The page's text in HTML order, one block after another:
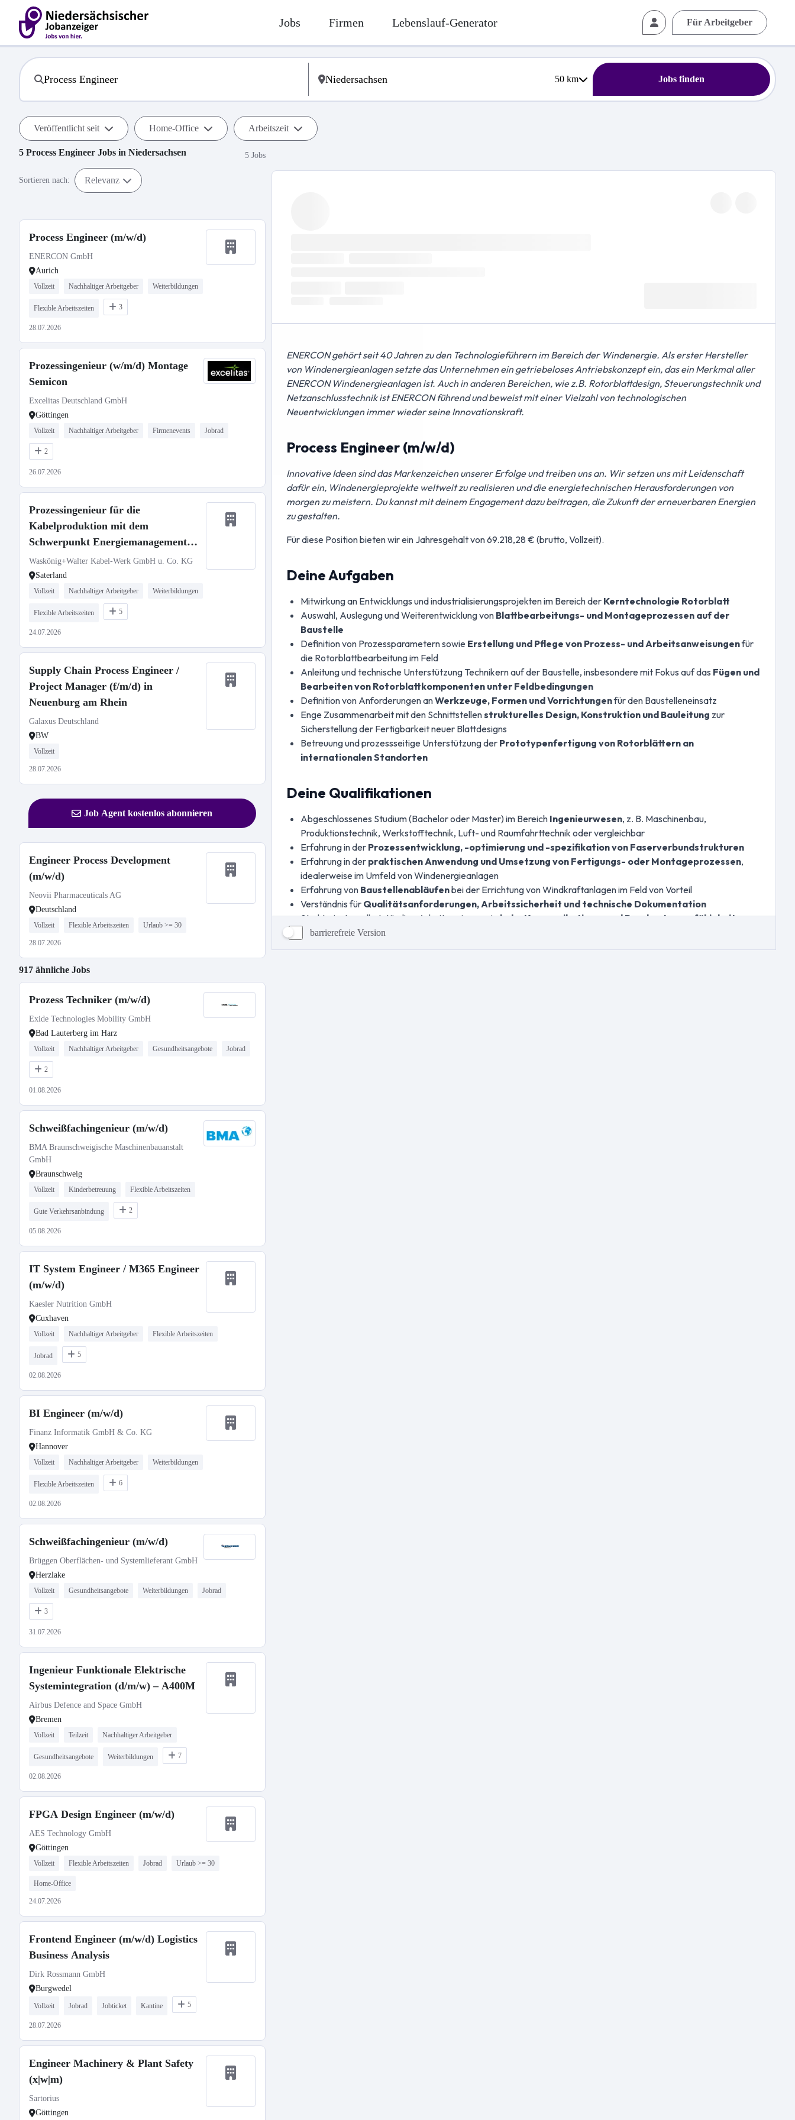
Jobs Firmen Lebenslauf-Generator Für Arbeitgeber
50km Jobs finden
Veröffentlicht seit Home-Office Arbeitszeit
5 Process Engineer Jobs in Niedersachsen 5 Jobs
Sortieren nach: Relevanz
Process Engineer (m/w/d)
ENERCON GmbH
Aurich
Vollzeit Nachhaltiger Arbeitgeber Weiterbildungen
Flexible Arbeitszeiten 3
28.07.2026
Prozessingenieur (w/m/d) Montage
Semicon
Excelitas Deutschland GmbH
Göttingen
Vollzeit Nachhaltiger Arbeitgeber Firmenevents Jobrad
2
26.07.2026
Prozessingenieur für die
Kabelproduktion mit dem
Schwerpunkt Energiemanagement
(m/w/d)
Waskönig+Walter Kabel-Werk GmbH u. Co. KG
Saterland
Vollzeit Nachhaltiger Arbeitgeber Weiterbildungen
Flexible Arbeitszeiten 5
24.07.2026
Supply Chain Process Engineer /
Project Manager (f/m/d) in
Neuenburg am Rhein
Galaxus Deutschland
BW
Vollzeit
28.07.2026
Job Agent kostenlos abonnieren
Engineer Process Development
(m/w/d)
Neovii Pharmaceuticals AG
Deutschland
Vollzeit Flexible Arbeitszeiten Urlaub >= 30
28.07.2026
917 ähnliche Jobs
Prozess Techniker (m/w/d)
Exide Technologies Mobility GmbH
Bad Lauterberg im Harz
Vollzeit Nachhaltiger Arbeitgeber Gesundheitsangebote Jobrad
2
01.08.2026
Schweißfachingenieur (m/w/d)
BMA Braunschweigische Maschinenbauanstalt
GmbH
Braunschweig
Vollzeit Kinderbetreuung Flexible Arbeitszeiten
Gute Verkehrsanbindung 2
05.08.2026
IT System Engineer / M365 Engineer
(m/w/d)
Kaesler Nutrition GmbH
Cuxhaven
Vollzeit Nachhaltiger Arbeitgeber Flexible Arbeitszeiten
Jobrad 5
02.08.2026
BI Engineer (m/w/d)
Finanz Informatik GmbH & Co. KG
Hannover
Vollzeit Nachhaltiger Arbeitgeber Weiterbildungen
Flexible Arbeitszeiten 6
02.08.2026
Schweißfachingenieur (m/w/d)
Brüggen Oberflächen- und Systemlieferant GmbH
Herzlake
Vollzeit Gesundheitsangebote Weiterbildungen Jobrad
3
31.07.2026
Ingenieur Funktionale Elektrische
Systemintegration (d/m/w) – A400M
Airbus Defence and Space GmbH
Bremen
Vollzeit Teilzeit Nachhaltiger Arbeitgeber
Gesundheitsangebote Weiterbildungen 7
02.08.2026
FPGA Design Engineer (m/w/d)
AES Technology GmbH
Göttingen
Vollzeit Flexible Arbeitszeiten Jobrad Urlaub >= 30
Home-Office
24.07.2026
Frontend Engineer (m/w/d) Logistics
Business Analysis
Dirk Rossmann GmbH
Burgwedel
Vollzeit Jobrad Jobticket Kantine 5
28.07.2026
Engineer Machinery & Plant Safety
(x|w|m)
Sartorius
Göttingen
barrierefreie Version